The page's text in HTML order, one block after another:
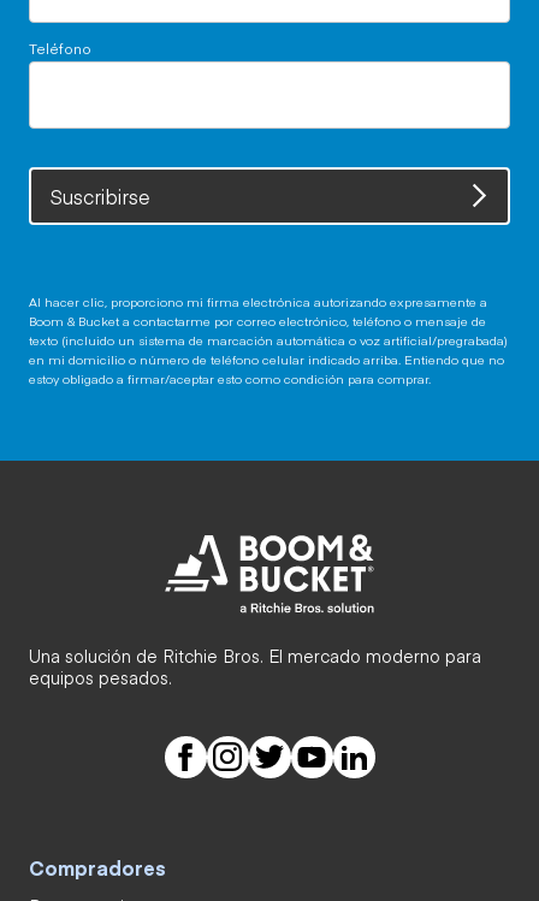
Teléfono
Suscribirse
Al hacer clic, proporciono mi firma electrónica autorizando expresamente a
Boom & Bucket a contactarme por correo electrónico, teléfono o mensaje de
texto (incluido un sistema de marcación automática o voz artificial/pregrabada)
en mi domicilio o número de teléfono celular indicado arriba. Entiendo que no
estoy obligado a firmar/aceptar esto como condición para comprar.
Una solución de Ritchie Bros. El mercado moderno para
equipos pesados.
Compradores